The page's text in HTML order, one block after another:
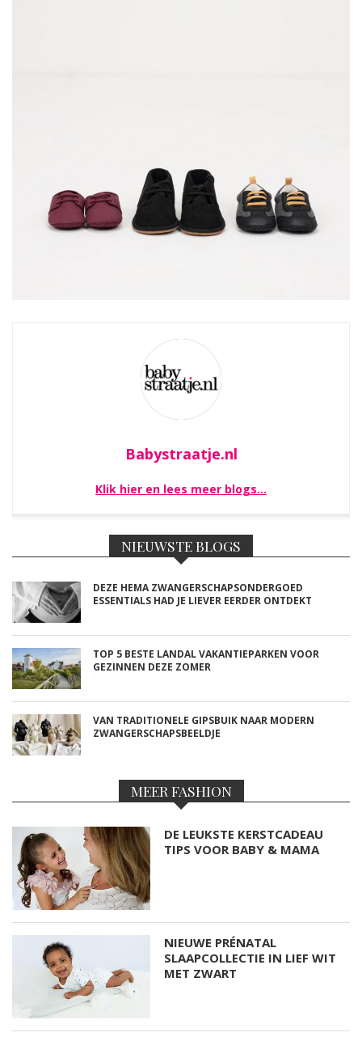
Babystraatje.nl
Klik hier en lees meer blogs…
NIEUWSTE BLOGS
DEZE HEMA ZWANGERSCHAPSONDERGOED
ESSENTIALS HAD JE LIEVER EERDER ONTDEKT
TOP 5 BESTE LANDAL VAKANTIEPARKEN VOOR
GEZINNEN DEZE ZOMER
VAN TRADITIONELE GIPSBUIK NAAR MODERN
ZWANGERSCHAPSBEELDJE
MEER FASHION
DE LEUKSTE KERSTCADEAU
TIPS VOOR BABY & MAMA
NIEUWE PRÉNATAL
SLAAPCOLLECTIE IN LIEF WIT
MET ZWART